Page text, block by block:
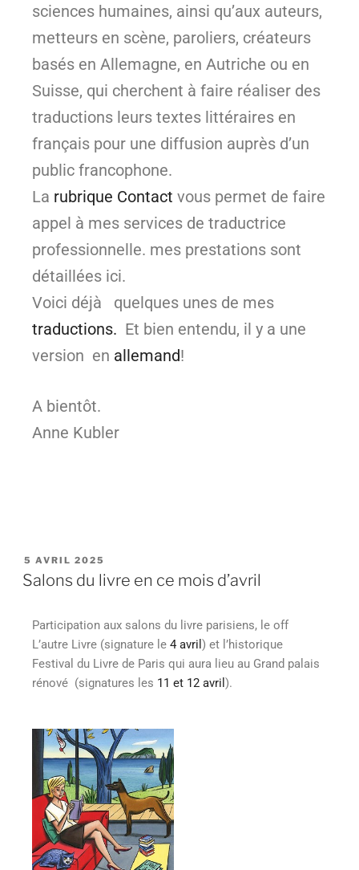
sciences humaines, ainsi qu’aux auteurs,
metteurs en scène, paroliers, créateurs
basés en Allemagne, en Autriche ou en
Suisse, qui cherchent à faire réaliser des
traductions leurs textes littéraires en
français pour une diffusion auprès d’un
public francophone.
La rubrique Contact vous permet de faire
appel à mes services de traductrice
professionnelle. mes prestations sont
détaillées ici.
Voici déjà quelques unes de mes
traductions. Et bien entendu, il y a une
version en allemand!
A bientôt.
Anne Kubler
5 AVRIL 2025
Salons du livre en ce mois d’avril
Participation aux salons du livre parisiens, le off
L’autre Livre (signature le 4 avril ) et l’historique
Festival du Livre de Paris qui aura lieu au Grand palais
rénové (signatures les 11 et 12 avril ).